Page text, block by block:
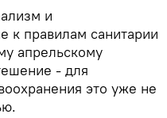
и
к правилам санитарии
апрельскому
- для
это уже не